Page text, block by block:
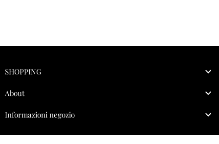
SHOPPING 
About 
Informazioni negozio 